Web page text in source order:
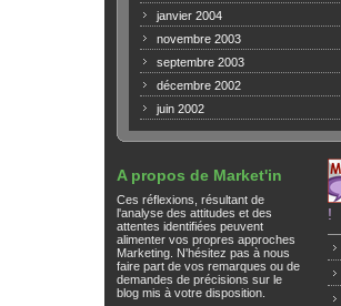
janvier 2004
novembre 2003
septembre 2003
décembre 2002
juin 2002
A propos de Market'in
Ces réflexions, résultant de
l'analyse des attitudes et des
attentes identifiées peuvent
alimenter vos propres approches
Marketing. N'hésitez pas à nous
faire part de vos remarques ou de
demandes de précisions sur le
blog mis à votre disposition.
!